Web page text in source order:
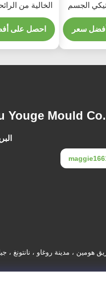
الجسم
سعر
الخالية من
العائمة
للبيئة
احصل على
Youge Mould